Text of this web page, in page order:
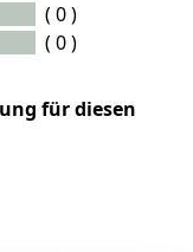
( 0 )
( 0 )
für diesen